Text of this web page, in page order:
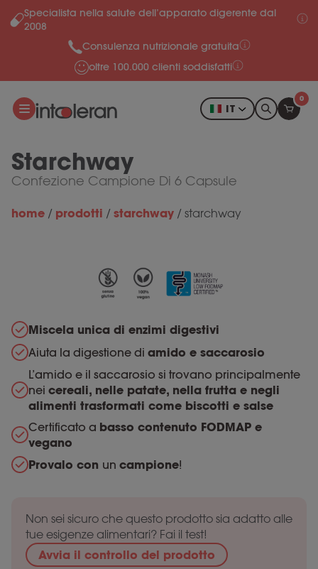
Salta al contenuto
Specialista nella salute dell’apparato digerente dal
2008
Consulenza nutrizionale gratuita
oltre 100.000 clienti soddisfatti
IT
0
Starchway
Confezione Campione Di 6 Capsule
home / prodotti / starchway / starchway
Miscela unica di enzimi digestivi
Aiuta la digestione di amido e saccarosio
L’amido e il saccarosio si trovano principalmente
nei cereali, nelle patate, nella frutta e negli
alimenti trasformati come biscotti e salse
Certificato a basso contenuto FODMAP e
vegano
Provalo con un campione!
Non sei sicuro che questo prodotto sia adatto alle
tue esigenze alimentari? Fai il test!
Avvia il controllo del prodotto